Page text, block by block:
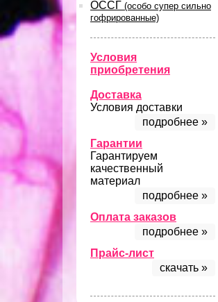
ОССГ (особо супер сильно
гофрированные)
Условия
приобретения
Доставка
Условия доставки
подробнее »
Гарантии
Гарантируем
качественный
материал
подробнее »
Оплата заказов
подробнее »
Прайс-лист
скачать »